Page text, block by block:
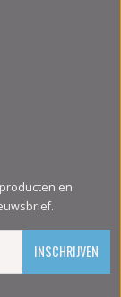
en
INSCHRIJVEN